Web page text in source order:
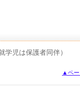
学児は保護者同伴）
▲ペ